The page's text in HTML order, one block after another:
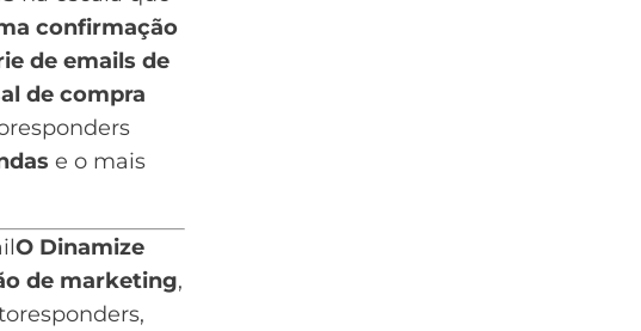
confirmação
de emails de
de compra
e o mais
O Dinamize
de marketing,